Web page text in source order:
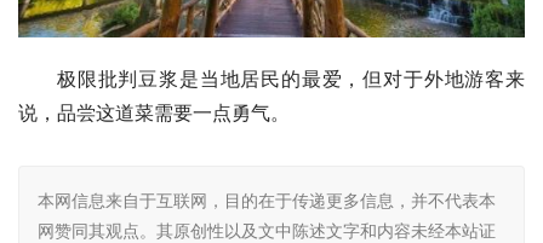
极限批判豆浆是当地居民的最爱，但对于外地游客来
说，品尝这道菜需要一点勇气。
本网信息来自于互联网，目的在于传递更多信息，并不代表本
网赞同其观点。其原创性以及文中陈述文字和内容未经本站证